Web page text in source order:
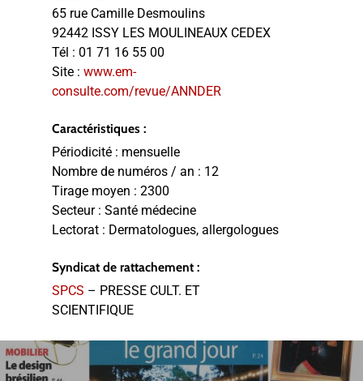
65 rue Camille Desmoulins
92442 ISSY LES MOULINEAUX CEDEX
Tél : 01 71 16 55 00
Site : www.em-
consulte.com/revue/ANNDER
Caractéristiques :
Périodicité : mensuelle
Nombre de numéros / an : 12
Tirage moyen : 2300
Secteur : Santé médecine
Lectorat : Dermatologues, allergologues
Syndicat de rattachement :
SPCS – PRESSE CULT. ET
SCIENTIFIQUE